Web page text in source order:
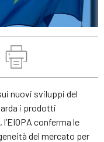
nuovi sviluppi del
i prodotti
conferma le
del mercato per